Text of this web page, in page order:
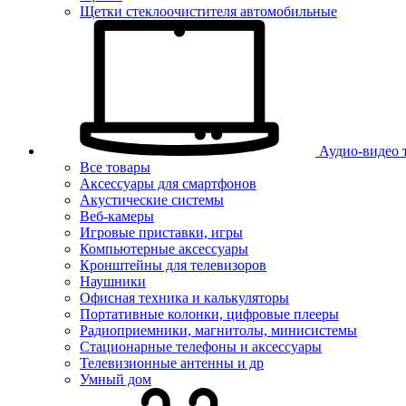
Щетки стеклоочистителя автомобильные
Аудио-видео
Все товары
Аксессуары для смартфонов
Акустические системы
Веб-камеры
Игровые приставки, игры
Компьютерные аксессуары
Кронштейны для телевизоров
Наушники
Офисная техника и калькуляторы
Портативные колонки, цифровые плееры
Радиоприемники, магнитолы, минисистемы
Стационарные телефоны и аксессуары
Телевизионные антенны и др
Умный дом